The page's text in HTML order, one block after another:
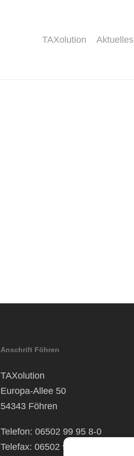
TAXolution Aktuelles
Anschrift Föhren
TAXolution
Europa-Allee 50
54343 Föhren
Telefon: 06502 99 95 8-0
Telefax: 06502 99 95 8-99